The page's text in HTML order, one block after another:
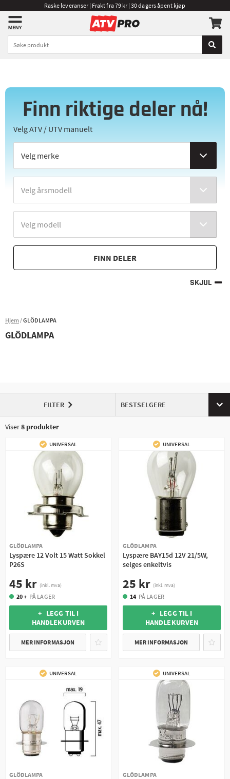
Raske leveranser | Frakt fra 79 kr | 30 dagers åpent kjøp
Finn riktige deler nå!
Velg ATV / UTV manuelt
FINN DELER
SKJUL
Hjem GLÖDLAMPA
GLÖDLAMPA
FILTER BESTSELGERE
Viser8 produkter
UNIVERSAL
GLÖDLAMPA
Lyspære 12 Volt 15 Watt Sokkel
P26S
45 kr (inkl. mva)
20 + PÅ LAGER
+ LEGG TIL I
HANDLEKURVEN
MER INFORMASJON
UNIVERSAL
GLÖDLAMPA
Lyspære BAY15d 12V 21/5W,
selges enkeltvis
25 kr (inkl. mva)
14 PÅ LAGER
+ LEGG TIL I
HANDLEKURVEN
MER INFORMASJON
UNIVERSAL
GLÖDLAMPA
UNIVERSAL
GLÖDLAMPA